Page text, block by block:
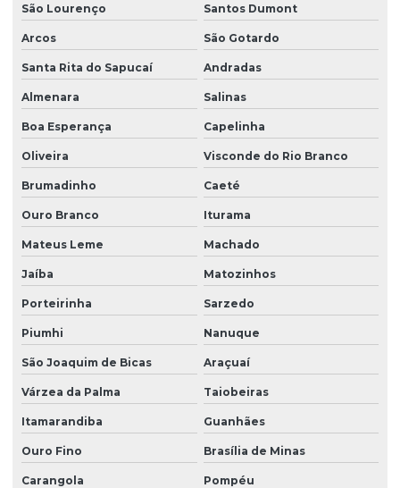
Equipe de plantio de grama esmeralda em sp
Equipe de plantio de grama especializada em rodovias
Fabricante de árvores nativas
Fabricante de árvores nativas em são paulo
Fabricante de grama esmeralda
Fabricante de grama esmeralda em são paulo
Fabricante de grama santo agostinho
Fabricante de grama são carlos
Fornecedor de árvores nativas
Fornecedor de árvores nativas em são paulo
Fornecedor de grama batatais
Fornecedor de grama bermuda em paraná
São Lourenço Santos Dumont
Arcos São Gotardo
Santa Rita do Sapucaí Andradas
Almenara Salinas
Boa Esperança Capelinha
Oliveira Visconde do Rio Branco
Brumadinho Caeté
Ouro Branco Iturama
Mateus Leme Machado
Jaíba Matozinhos
Porteirinha Sarzedo
Piumhi Nanuque
São Joaquim de Bicas Araçuaí
Várzea da Palma Taiobeiras
Itamarandiba Guanhães
Ouro Fino Brasília de Minas
Carangola Pompéu